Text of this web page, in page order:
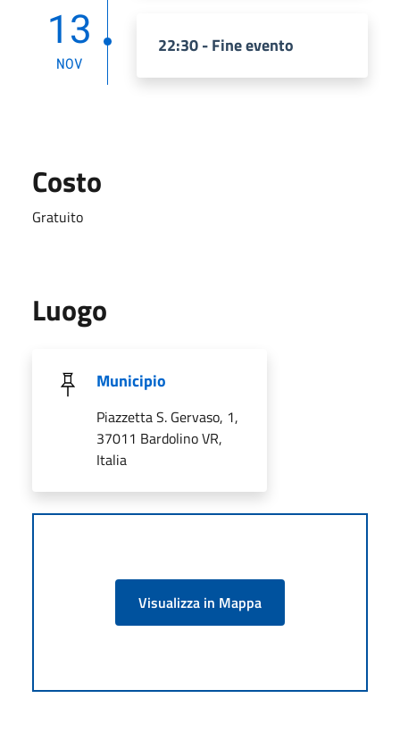
13
NOV
22:30 - Fine evento
Costo
Gratuito
Luogo
Municipio
Piazzetta S. Gervaso, 1,
37011 Bardolino VR,
Italia
Visualizza in Mappa